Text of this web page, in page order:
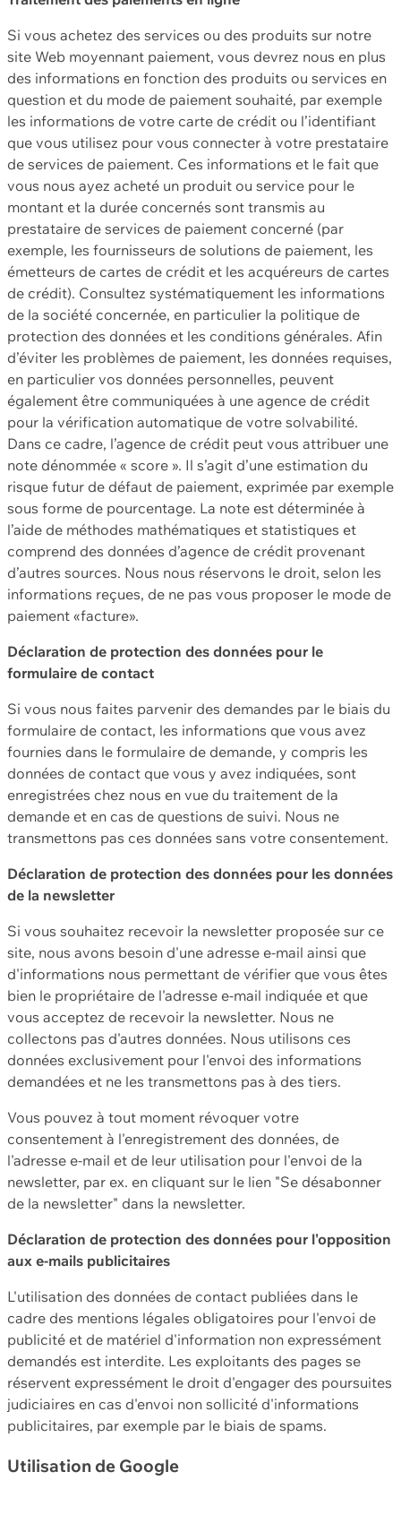
Si vous achetez des services ou des produits sur notre
site Web moyennant paiement, vous devrez nous en plus
des informations en fonction des produits ou services en
question et du mode de paiement souhaité, par exemple
les informations de votre carte de crédit ou l’identifiant
que vous utilisez pour vous connecter à votre prestataire
de services de paiement. Ces informations et le fait que
vous nous ayez acheté un produit ou service pour le
montant et la durée concernés sont transmis au
prestataire de services de paiement concerné (par
exemple, les fournisseurs de solutions de paiement, les
émetteurs de cartes de crédit et les acquéreurs de cartes
de crédit). Consultez systématiquement les informations
de la société concernée, en particulier la politique de
protection des données et les conditions générales. Afin
d’éviter les problèmes de paiement, les données requises,
en particulier vos données personnelles, peuvent
également être communiquées à une agence de crédit
pour la vérification automatique de votre solvabilité.
Dans ce cadre, l’agence de crédit peut vous attribuer une
note dénommée « score ». Il s’agit d’une estimation du
risque futur de défaut de paiement, exprimée par exemple
sous forme de pourcentage. La note est déterminée à
l’aide de méthodes mathématiques et statistiques et
comprend des données d’agence de crédit provenant
d’autres sources. Nous nous réservons le droit, selon les
informations reçues, de ne pas vous proposer le mode de
paiement «facture».
Déclaration de protection des données pour le
formulaire de contact
Si vous nous faites parvenir des demandes par le biais du
formulaire de contact, les informations que vous avez
fournies dans le formulaire de demande, y compris les
données de contact que vous y avez indiquées, sont
enregistrées chez nous en vue du traitement de la
demande et en cas de questions de suivi. Nous ne
transmettons pas ces données sans votre consentement.
Déclaration de protection des données pour les données
de la newsletter
Si vous souhaitez recevoir la newsletter proposée sur ce
site, nous avons besoin d'une adresse e-mail ainsi que
d'informations nous permettant de vérifier que vous êtes
bien le propriétaire de l'adresse e-mail indiquée et que
vous acceptez de recevoir la newsletter. Nous ne
collectons pas d'autres données. Nous utilisons ces
données exclusivement pour l'envoi des informations
demandées et ne les transmettons pas à des tiers.
Vous pouvez à tout moment révoquer votre
consentement à l'enregistrement des données, de
l'adresse e-mail et de leur utilisation pour l'envoi de la
newsletter, par ex. en cliquant sur le lien "Se désabonner
de la newsletter" dans la newsletter.
Déclaration de protection des données pour l'opposition
aux e-mails publicitaires
L'utilisation des données de contact publiées dans le
cadre des mentions légales obligatoires pour l'envoi de
publicité et de matériel d'information non expressément
demandés est interdite. Les exploitants des pages se
réservent expressément le droit d'engager des poursuites
judiciaires en cas d'envoi non sollicité d'informations
publicitaires, par exemple par le biais de spams.
Utilisation de Google